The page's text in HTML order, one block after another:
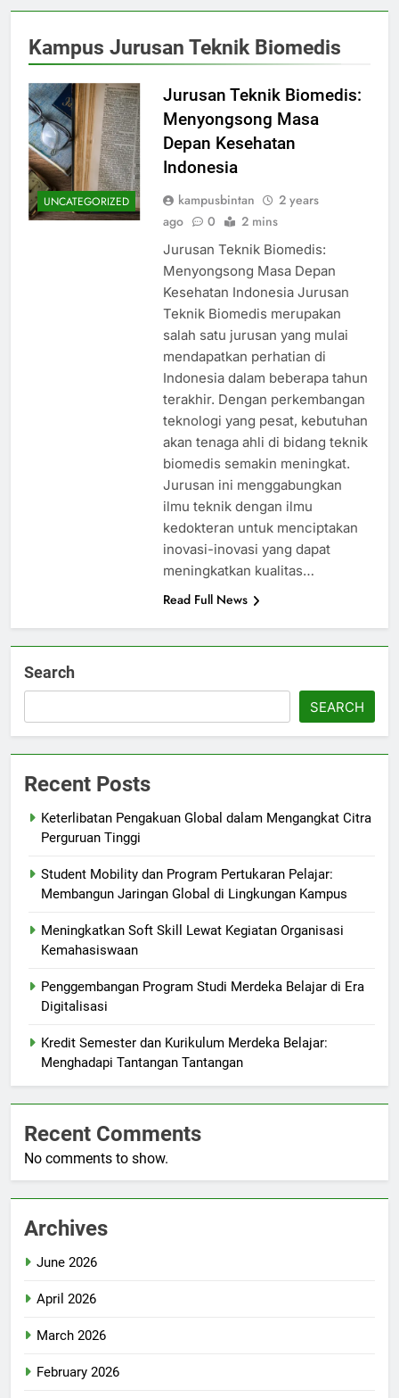
Kampus Jurusan Teknik Biomedis
UNCATEGORIZED
Jurusan Teknik Biomedis:
Menyongsong Masa
Depan Kesehatan
Indonesia
kampusbintan
2 years
ago
0 2 mins
Jurusan Teknik Biomedis:
Menyongsong Masa Depan
Kesehatan Indonesia Jurusan
Teknik Biomedis merupakan
salah satu jurusan yang mulai
mendapatkan perhatian di
Indonesia dalam beberapa tahun
terakhir. Dengan perkembangan
teknologi yang pesat, kebutuhan
akan tenaga ahli di bidang teknik
biomedis semakin meningkat.
Jurusan ini menggabungkan
ilmu teknik dengan ilmu
kedokteran untuk menciptakan
inovasi-inovasi yang dapat
meningkatkan kualitas…
Read Full News
Search
SEARCH
Recent Posts
Keterlibatan Pengakuan Global dalam Mengangkat Citra
Perguruan Tinggi
Student Mobility dan Program Pertukaran Pelajar:
Membangun Jaringan Global di Lingkungan Kampus
Meningkatkan Soft Skill Lewat Kegiatan Organisasi
Kemahasiswaan
Penggembangan Program Studi Merdeka Belajar di Era
Digitalisasi
Kredit Semester dan Kurikulum Merdeka Belajar:
Menghadapi Tantangan Tantangan
Recent Comments
No comments to show.
Archives
June 2026
April 2026
March 2026
February 2026